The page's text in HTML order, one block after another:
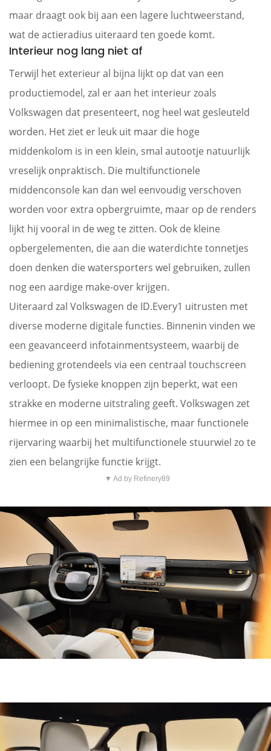
maar draagt ook bij aan een lagere luchtweerstand,
wat de actieradius uiteraard ten goede komt.
Interieur nog lang niet af
Terwijl het exterieur al bijna lijkt op dat van een
productiemodel, zal er aan het interieur zoals
Volkswagen dat presenteert, nog heel wat gesleuteld
worden. Het ziet er leuk uit maar die hoge
middenkolom is in een klein, smal autootje natuurlijk
vreselijk onpraktisch. Die multifunctionele
middenconsole kan dan wel eenvoudig verschoven
worden voor extra opbergruimte, maar op de renders
lijkt hij vooral in de weg te zitten. Ook de kleine
opbergelementen, die aan die waterdichte tonnetjes
doen denken die watersporters wel gebruiken, zullen
nog een aardige make-over krijgen.
Uiteraard zal Volkswagen de ID.Every1 uitrusten met
diverse moderne digitale functies. Binnenin vinden we
een geavanceerd infotainmentsysteem, waarbij de
bediening grotendeels via een centraal touchscreen
verloopt. De fysieke knoppen zijn beperkt, wat een
strakke en moderne uitstraling geeft. Volkswagen zet
hiermee in op een minimalistische, maar functionele
rijervaring waarbij het multifunctionele stuurwiel zo te
zien een belangrijke functie krijgt.
▼ Ad by Refinery89